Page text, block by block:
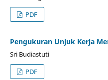
PDF
Pengukuran Unjuk Kerja
Sri Budiastuti
PDF